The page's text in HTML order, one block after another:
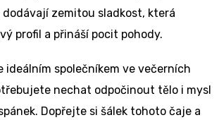
zemitou sladkost, která
profil a přináší pocit pohody.
ideálním společníkem ve večerních
nechat odpočinout tělo i mysl
Dopřejte si šálek tohoto čaje a